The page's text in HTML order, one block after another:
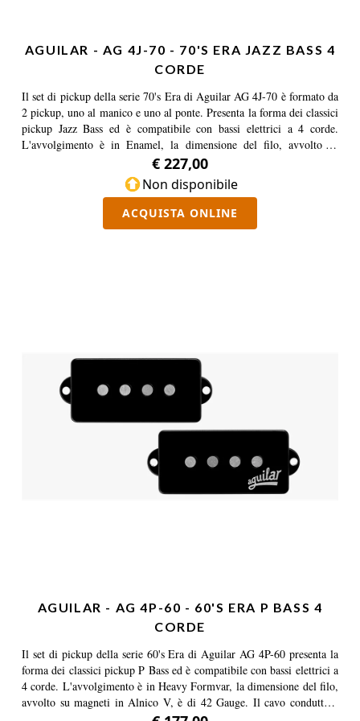
AGUILAR - AG 4J-70 - 70'S ERA JAZZ BASS 4
CORDE
Il set di pickup della serie 70's Era di Aguilar AG 4J-70 è formato da
2 pickup, uno al manico e uno al ponte. Presenta la forma dei classici
pickup Jazz Bass ed è compatibile con bassi elettrici a 4 corde.
L'avvolgimento è in Enamel, la dimensione del filo, avvolto su
magneti in Alnico V, è di 42 Gauge. Il cavo conduttore singolo è
ricoperto in tela. Nati per conferire al tuo strumento il tipico sound
che caratterizza i Jazz Bass degli anni settanta, AG 4J-70 è il pickup
ideale per il musicista in cerca di un timbro Funk, R&B, Slap e Rock
grazie alle basse decise e agli alti cristallini. Considerato il fatto che
€ 227,00
Non disponibile
ACQUISTA ONLINE
AGUILAR - AG 4P-60 - 60'S ERA P BASS 4
CORDE
Il set di pickup della serie 60's Era di Aguilar AG 4P-60 presenta la
forma dei classici pickup P Bass ed è compatibile con bassi elettrici a
4 corde. L'avvolgimento è in Heavy Formvar, la dimensione del filo,
avvolto su magneti in Alnico V, è di 42 Gauge. Il cavo conduttore